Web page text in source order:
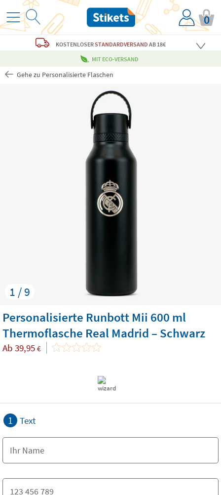
0
KOSTENLOSERSTANDARDVERSAND AB 18€
MIT ECO-VERSAND
Gehe zu Personalisierte Flaschen
1 / 9
Personalisierte Runbott Mii 600 ml
Thermoflasche Real Madrid – Schwarz
Ab 39,95 €
1 Text